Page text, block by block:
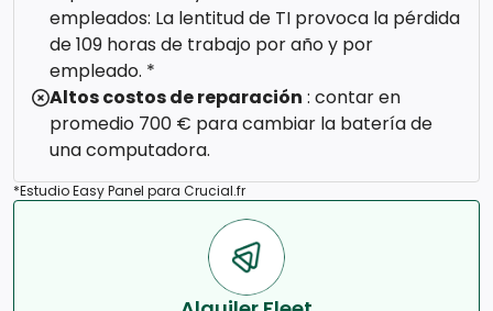
empleados: La lentitud de TI provoca la pérdida
de 109 horas de trabajo por año y por
empleado. *
Altos costos de reparación : contar en
promedio 700 € para cambiar la batería de
una computadora.
*Estudio Easy Panel para Crucial.fr